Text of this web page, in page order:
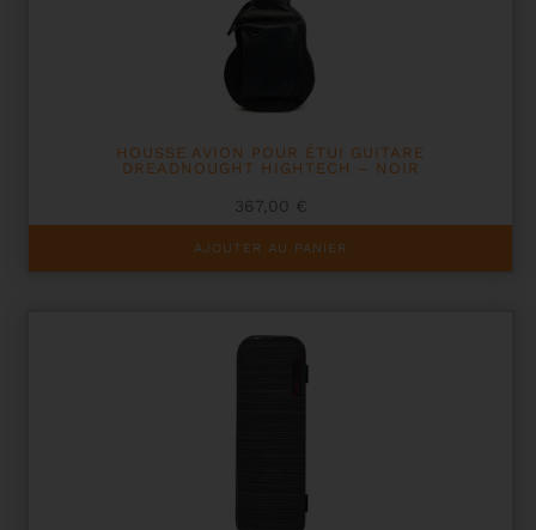
HOUSSE AVION POUR ÉTUI GUITARE
DREADNOUGHT HIGHTECH – NOIR
367,00 €
AJOUTER AU PANIER